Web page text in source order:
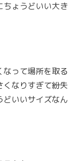
ちょうどいい大き
なって場所を取る
くなりすぎて紛失
どいいサイズなん